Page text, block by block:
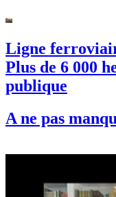
Ligne
Plus de 6 000